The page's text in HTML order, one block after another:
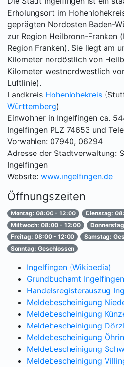
Erholungsort im
geprägten Nordosten Baden-
zur Region Heilbronn-Franken
Region Franken). Sie liegt am
Kilometer nordöstlich von
Kilometer westnordwestlich
Luftlinie).
Landkreis Hohenlohekreis
Württemberg)
Einwohner in Ingelfingen ca.
Ingelfingen PLZ 74653 und
Vorwahlen: 07940, 06294
Adresse der Stadtverwaltung:
Ingelfingen
Website: www.ingelfingen.de
Öffnungszeiten
Montag: 08:00 - 12:00
Dienstag:
Mittwoch: 08:00 - 12:00
Freitag: 08:00 - 12:00
Samstag:
Sonntag: Geschlossen
Ingelfingen (Wikipedia)
Grundbuchamt Ingelfingen
Handelsregisterauszug
Meldebescheinigung
Meldebescheinigung
Meldebescheinigung
Meldebescheinigung
Meldebescheinigung
Meldebescheinigung